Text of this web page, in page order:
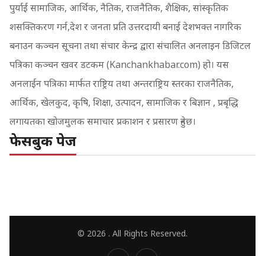
पुर्याई सामाजिक, आर्थिक, नैतिक, राजनैतिक, शैक्षिक, सांस्कृतिक
शसक्तिकरण गर्न,देश र जनता प्रति उत्तरदायी बनाई देशभक्त नागरिक
बनाउन कञ्चन सूचना तथा संचार केन्द्र द्वारा संचालित अनलाइन डिजिटल
पत्रिका कञ्चन खवर डटकम (Kanchankhabar.com) हो। यस
अनलाईन पत्रिका मार्फत राष्ट्रिय तथा अन्तराष्ट्रिय स्तरका राजनैतिक,
आर्थिक, खेलकुद, कृषि, शिक्षा, उत्पादन, सामाजिक र बिज्ञान , प्रबृद्धि
लगायतका खोजमुलक समाचार प्रकाशन र प्रसारण हुनेछ।
फेसबुक पेज
© 2026 . All Rights Reserved.